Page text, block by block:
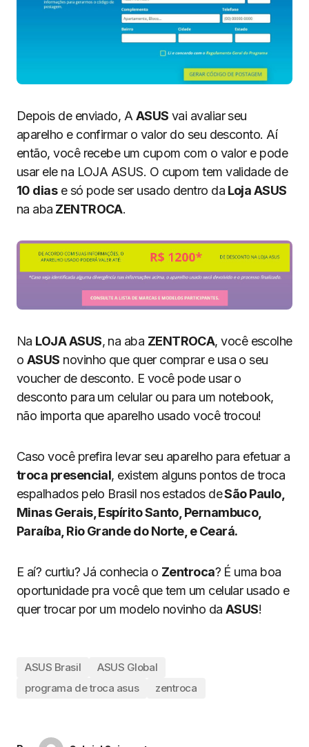
Depois de enviado, A ASUS vai avaliar seu
aparelho e confirmar o valor do seu desconto. Aí
então, você recebe um cupom com o valor e pode
usar ele na LOJA ASUS. O cupom tem validade de
10 diase só pode ser usado dentro da Loja ASUS
na aba ZENTROCA.
Na LOJA ASUS, na aba ZENTROCA, você escolhe
o ASUS novinho que quer comprar e usa o seu
voucher de desconto. E você pode usar o
desconto para um celular ou para um notebook,
não importa que aparelho usado você trocou!
Caso você prefira levar seu aparelho para efetuar a
troca presencial, existem alguns pontos de troca
espalhados pelo Brasil nos estados deSão Paulo,
Minas Gerais, Espírito Santo, Pernambuco,
Paraíba, Rio Grande do Norte, e Ceará.
E aí? curtiu? Já conhecia o Zentroca? É uma boa
oportunidade pra você que tem um celular usado e
quer trocar por um modelo novinho daASUS!
ASUS Brasil
ASUS Global
programa de troca asus
zentroca